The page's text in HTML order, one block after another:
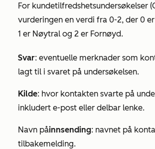
For kundetilfredshetsundersøkelser
vurderingen en verdi fra 0-2, der 0
1 er Nøytral og 2 er Fornøyd.
Svar: eventuelle merknader som
lagt til i svaret på undersøkelsen.
Kilde: hvor kontakten svarte på
inkludert e-post eller delbar lenke.
Navn påinnsending: navnet på
tilbakemelding.